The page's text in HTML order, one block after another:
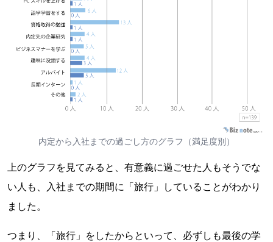
内定から入社までの過ごし方のグラフ（満足度別）
上のグラフを見てみると、有意義に過ごせた人もそうでな
い人も、入社までの期間に「旅行」していることがわかり
ました。
つまり、「旅行」をしたからといって、必ずしも最後の学